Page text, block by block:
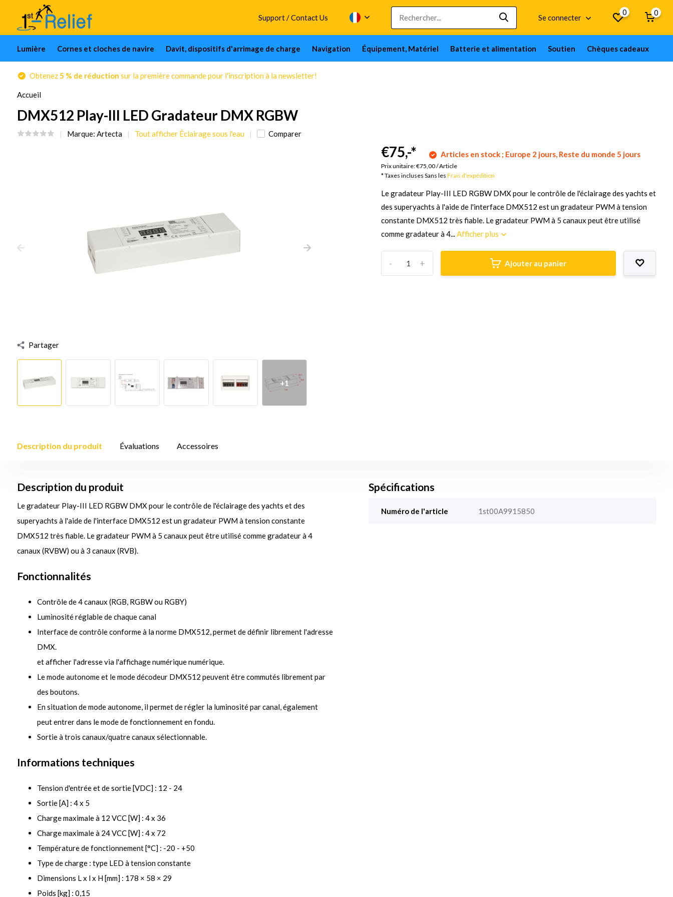
Support / Contact Us Se connecter
0 0
Lumière Cornes et cloches de navire Davit, dispositifs d'arrimage de charge Navigation Équipement, Matériel Batterie et alimentation Soutien Chèques cadeaux
Obtenez5 % de réduction sur la première commande pour l'inscription à la newsletter!
Accueil
DMX512 Play-III LED Gradateur DMX RGBW
Marque: Artecta Tout afficher Éclairage sous l'eau Comparer
Partager
+1
€75,-* Articles en stock ; Europe 2 jours, Reste du monde 5 jours
Prix unitaire:€75,00/Article
* Taxes incluses Sans lesFrais d'expédition
Le gradateur Play-III LED RGBW DMX pour le contrôle de l'éclairage des yachts et
des superyachts à l'aide de l'interface DMX512 est un gradateur PWM à tension
constante DMX512 très fiable. Le gradateur PWM à 5 canaux peut être utilisé
comme gradateur à 4...Afficher plus
+
- Ajouter au panier
Description du produit Évaluations Accessoires
Description du produit
Le gradateur Play-III LED RGBW DMX pour le contrôle de l'éclairage des yachts et des
superyachts à l'aide de l'interface DMX512 est un gradateur PWM à tension constante
DMX512 très fiable. Le gradateur PWM à 5 canaux peut être utilisé comme gradateur à 4
canaux (RVBW) ou à 3 canaux (RVB).
Fonctionnalités
Contrôle de 4 canaux (RGB, RGBW ou RGBY)
Luminosité réglable de chaque canal
Interface de contrôle conforme à la norme DMX512, permet de définir librement l'adresse
DMX.
et afficher l'adresse via l'affichage numérique numérique.
Le mode autonome et le mode décodeur DMX512 peuvent être commutés librement par
des boutons.
En situation de mode autonome, il permet de régler la luminosité par canal, également
peut entrer dans le mode de fonctionnement en fondu.
Sortie à trois canaux/quatre canaux sélectionnable.
Informations techniques
Tension d'entrée et de sortie [VDC] : 12 - 24
Sortie [A] : 4 x 5
Charge maximale à 12 VCC [W] : 4 x 36
Charge maximale à 24 VCC [W] : 4 x 72
Température de fonctionnement [°C] : -20 - +50
Type de charge : type LED à tension constante
Dimensions L x l x H [mm] : 178 × 58 × 29
Poids [kg] : 0,15
Spécifications
Numéro de l'article 1st00A9915850